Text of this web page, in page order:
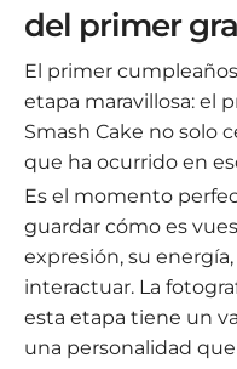
del primer
El primer
etapa maravillosa: el
Smash Cake no solo
que ha ocurrido en
Es el momento
guardar cómo es
expresión, su
interactuar. La
esta etapa tiene un
una personalidad